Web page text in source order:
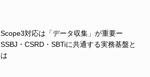
Scope3対応は「データ収集」が重要ー
SSBJ・CSRD・SBTiに共通する実務基盤と
は